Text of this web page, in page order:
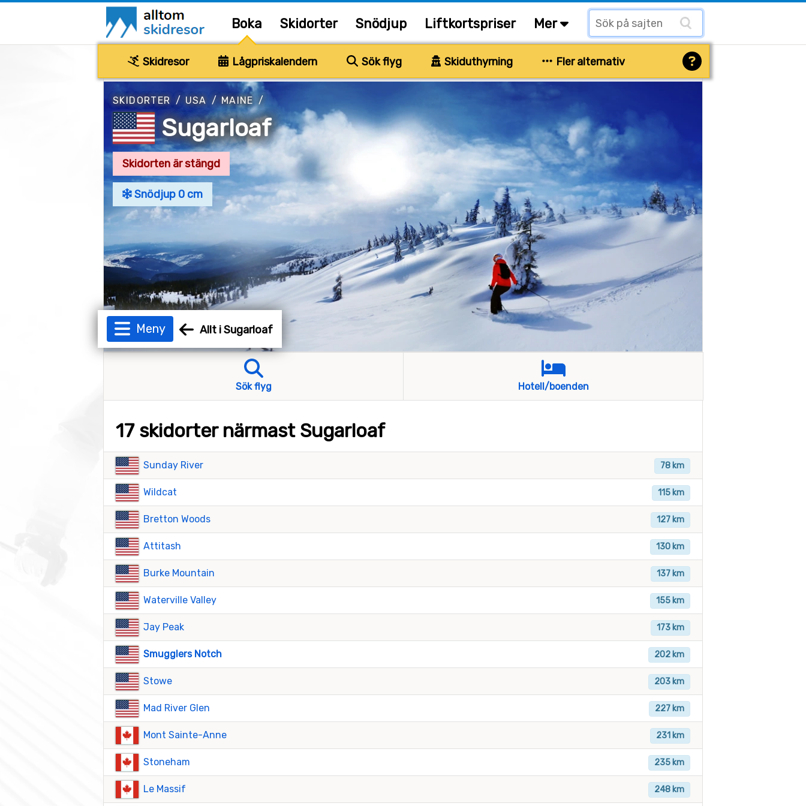
Boka Skidorter Snödjup Liftkortspriser Mer
Skidresor Lågpriskalendern Sök flyg Skiduthyrning Fler alternativ
SKIDORTER / USA / MAINE /
Sugarloaf
Skidorten är stängd
Snödjup 0 cm
Meny Allt i Sugarloaf
Sök flyg Hotell/boenden
17 skidorter närmast Sugarloaf
78 km
Sunday River
115 km
Wildcat
127 km
Bretton Woods
130 km
Attitash
137 km
Burke Mountain
155 km
Waterville Valley
173 km
Jay Peak
202 km
Smugglers Notch
203 km
Stowe
227 km
Mad River Glen
231 km
Mont Sainte-Anne
235 km
Stoneham
248 km
Le Massif